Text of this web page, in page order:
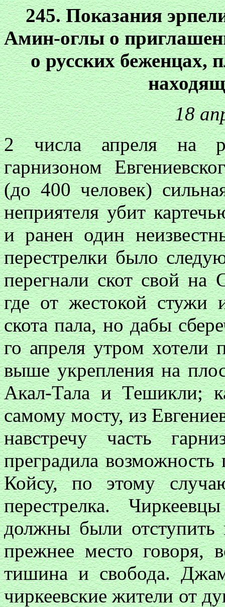
245. Показания
Амин-оглы о
о русских беженцах,
18
2 числа апреля на
гарнизоном
(до 400 человек)
неприятеля убит
и ранен один
перестрелки было
перегнали скот свой на
где от жестокой стужи
скота пала, но дабы
го апреля утром хотели
выше укрепления на
Акал-Тала и Тешикли;
самому мосту, из
навстречу часть
преградила возможность
Койсу, по этому
перестрелка.
должны были отступить
прежнее место говоря,
тишина и свобода.
чиркеевские жители от